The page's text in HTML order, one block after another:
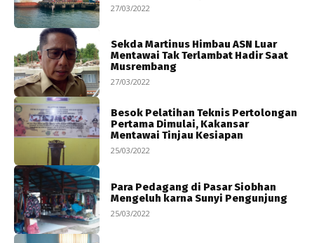
27/03/2022
Sekda Martinus Himbau ASN Luar
Mentawai Tak Terlambat Hadir Saat
Musrembang
27/03/2022
Besok Pelatihan Teknis Pertolongan
Pertama Dimulai, Kakansar
Mentawai Tinjau Kesiapan
25/03/2022
Para Pedagang di Pasar Siobhan
Mengeluh karna Sunyi Pengunjung
25/03/2022